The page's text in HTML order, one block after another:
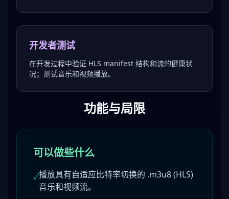
开发者测试
在开发过程中验证 HLS manifest 结构和流的健康状
况；测试音乐和视频播放。
功能与局限
可以做些什么
✓播放具有自适应比特率切换的 .m3u8 (HLS)
音乐和视频流。